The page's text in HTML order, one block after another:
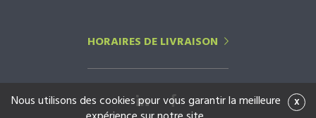
HORAIRES DE LIVRAISON
x
Nous utilisons des cookies pour vous garantir la meilleure